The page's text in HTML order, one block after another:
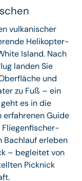
vulkanischer
Helikopter-
Island. Nach
landen Sie
und
zu Fuß – ein
es in die
erfahrenen Guide
Fliegenfischer-
Bachlauf erleben
– begleitet von
Picknick